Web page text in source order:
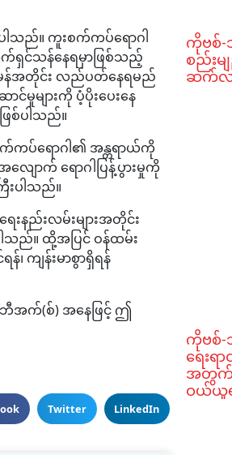
ည်။ ကူးစက်ကပ်ရောဂါ
င်သန်နေရမှာဖြစ်သည့်
ပုံမှန်အတိုင်း လည်ပတ်နေရမည်
င်မှုများကို ပံ့ပိုးပေးနေ
စ်ပါသည်။
ကပ်ရောဂါ၏ အန္တရာယ်ကို
ောက် ရောဂါပြန့်ပွားမှုကို
းပါသည်။
းနည်းလမ်းများအတိုင်း
ါသည်။ ထို့အပြင် ဝန်ထမ်း
ကျန်းမာစွာရှိရန်
ဘီအက်(စ်) အနေဖြင့် ဤ
Twitter LinkedIn
ကိုဗစ်-
စည်းမ
ဆက်
ကိုဗစ်-
ရေးရ
အတွက်
ဝယ်ယူရ